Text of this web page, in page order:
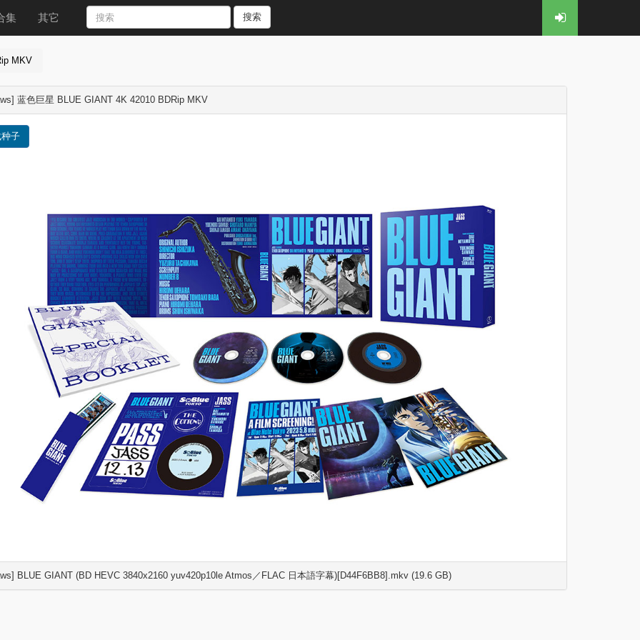
集 其它 搜索
MKV
蓝色巨星 BLUE GIANT 4K 42010 BDRip MKV
子
BLUE GIANT (BD HEVC 3840x2160 yuv420p10le Atmos／FLAC 日本語字幕)[D44F6BB8].mkv (19.6 GB)